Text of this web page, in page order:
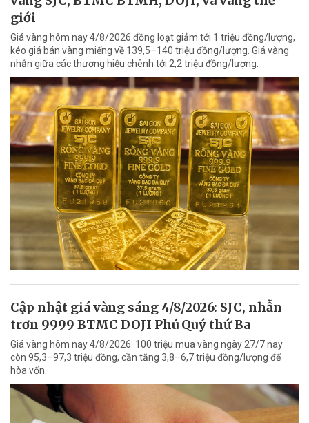
giới
Giá vàng hôm nay 4/8/2026 đồng loạt giảm tới 1 triệu đồng/lượng,
kéo giá bán vàng miếng về 139,5–140 triệu đồng/lượng. Giá vàng
nhẫn giữa các thương hiệu chênh tới 2,2 triệu đồng/lượng.
Cập nhật giá vàng sáng 4/8/2026: SJC, nhẫn
trơn 9999 BTMC DOJI Phú Quý thứ Ba
Giá vàng hôm nay 4/8/2026: 100 triệu mua vàng ngày 27/7 nay
còn 95,3–97,3 triệu đồng, cần tăng 3,8–6,7 triệu đồng/lượng để
hòa vốn.